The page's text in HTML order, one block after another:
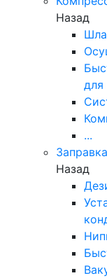
Назад
для
...
Назад